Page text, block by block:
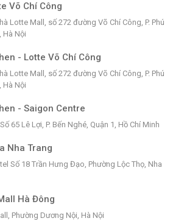
Võ Chí Công
Lotte Mall, số 272 đường Võ Chí Công, P. Phú
Hà Nội
- Lotte Võ Chí Công
Lotte Mall, số 272 đường Võ Chí Công, P. Phú
Hà Nội
- Saigon Centre
65 Lê Lợi, P. Bến Nghé, Quận 1, Hồ Chí Minh
Nha Trang
Số 18 Trần Hưng Đạo, Phường Lộc Thọ, Nha
Hà Đông
Phường Dương Nội, Hà Nội